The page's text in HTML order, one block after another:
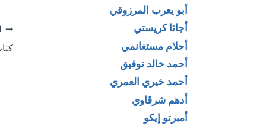
أبو يعرب المرزوقي
أجاثا كريستي
أحلام مستغانمي
أحمد خالد توفيق
أحمد خيري العمري
أدهم شرقاوي
أمبرتو إيكو